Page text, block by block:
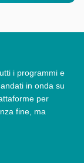
i programmi e
in onda su
per
fine, ma